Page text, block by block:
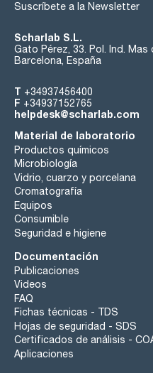
Suscríbete a la Newsletter
Scharlab S.L.
Gato Pérez, 33. Pol. Ind. Mas
Barcelona, España
T +34937456400
F +34937152765
helpdesk@scharlab.com
Material de laboratorio
Productos químicos
Microbiología
Vidrio, cuarzo y porcelana
Cromatografía
Equipos
Consumible
Seguridad e higiene
Documentación
Publicaciones
Videos
FAQ
Fichas técnicas - TDS
Hojas de seguridad - SDS
Certificados de análisis -
Aplicaciones